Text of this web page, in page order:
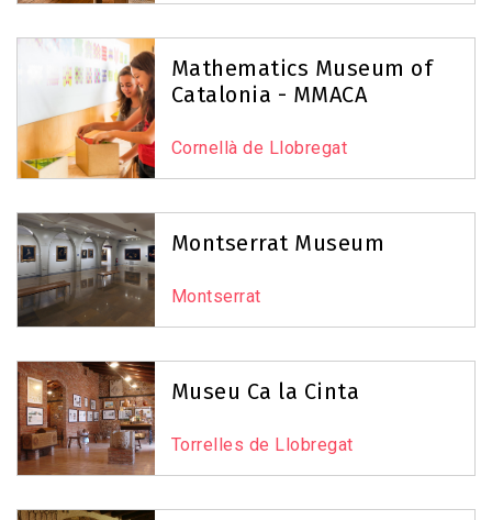
Mathematics Museum of
Catalonia - MMACA
Cornellà de Llobregat
Montserrat Museum
Montserrat
Museu Ca la Cinta
Torrelles de Llobregat